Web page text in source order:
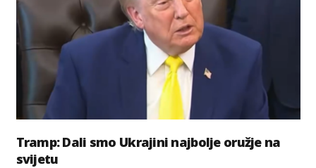
Tramp: Dali smo Ukrajini najbolje oružje na
svijetu